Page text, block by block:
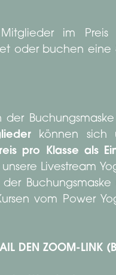
im Preis
oder buchen eine
Buchungsmaske
können sich
pro Klasse als
unsere Livestream
Buchungsmaske
vom Power
DEN ZOOM-LINK